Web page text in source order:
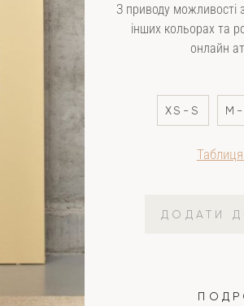
З приводу можливості
інших кольорах та
онлайн
XS-S M-
ДОДАТИ